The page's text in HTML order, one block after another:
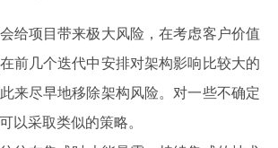
给项目带来极大风险，在考虑客户价值
前几个迭代中安排对架构影响比较大的
来尽早地移除架构风险。对一些不确定
以采取类似的策略。